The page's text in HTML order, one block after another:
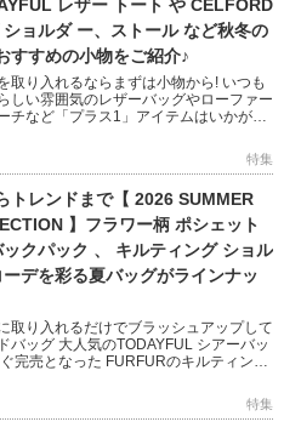
レザー トート や CELFORD
ョルダ ー、ストール など秋冬の
すすめの小物をご紹介♪
取り入れるならまずは小物から! いつも
しい雰囲気のレザーバッグやローファー
チなど「プラス1」アイテムはいかがで
[…]
特集
トレンドまで【 2026 SUMMER
】フラワー柄 ポシェット
クパック 、 キルティング ショル
デを彩る夏バッグがラインナッ
取り入れるだけでブラッシュアップして
バッグ 大人気のTODAYFUL シアーバッ
完売となった FURFURのキルティング
特集